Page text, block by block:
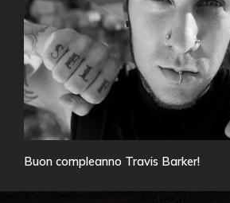
Buon compleanno Travis Barker!